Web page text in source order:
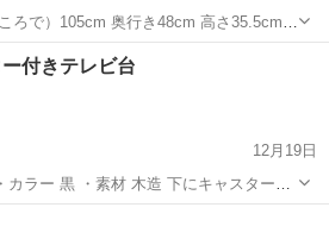
ろで）105cm 奥行き48cm 高さ35.5cm
部分一部ハゲています。 傷の部分はリメ
修していただいたり、DIYが得意な方は塗
収納家具 リメイク
付きテレビ台
12月19日
・素材 木造 下にキャスターが
やすいです。 後ろのデザインが台形にな